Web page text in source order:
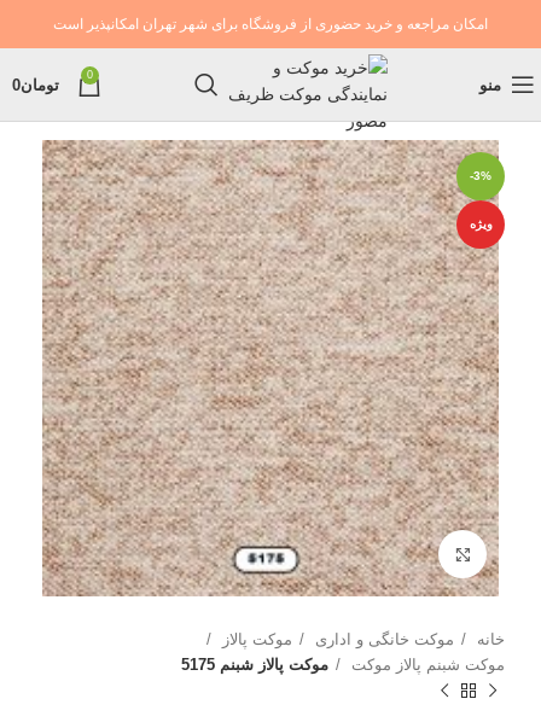
امکان مراجعه و خرید حضوری از فروشگاه برای شهر تهران امکانپذیر است
منو
0
تومان0
-3%
ویژه
بزرگنمایی تصویر
خانه موکت خانگی و اداری
موکت پالاز
موکت شبنم پالاز موکت
موکت پالاز شبنم 5175